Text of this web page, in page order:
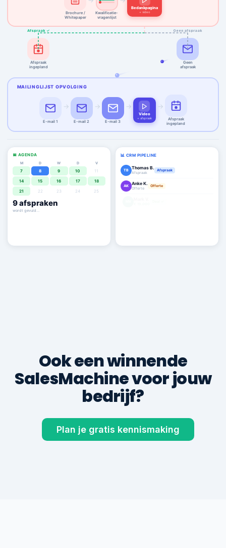
Brochure /
Whitepaper
Kwalificatie-
vragenlijst
Bedankpagina
+ video
Afspraak ✓ Geen afspraak
Afspraak
ingepland
Geen
afspraak
MAILINGLIJST OPVOLGING
E-mail 1
→
E-mail 2
→
E-mail 3
→
Video
+ afspraak
→
Afspraak
ingepland
📅 AGENDA
M D W D V
7 8 9 10
11
14
15 16 17
18
21
22 23 24 25
9afspraken
agenda staat vol ✓
📊 CRM PIPELINE
TB Thomas B.
Afspraak
Afspraak
AK Anke K.
Offerte
Offerte
Ook een winnende
SalesMachine voor jouw
bedrijf?
Plan je gratis kennismaking